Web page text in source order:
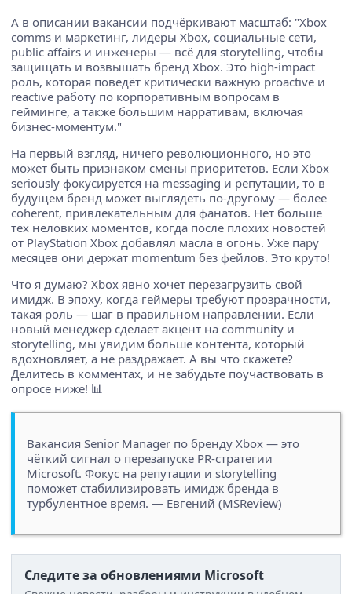
А в описании вакансии подчёркивают масштаб: "Xbox
comms и маркетинг, лидеры Xbox, социальные сети,
public affairs и инженеры — всё для storytelling, чтобы
защищать и возвышать бренд Xbox. Это high-impact
роль, которая поведёт критически важную proactive и
reactive работу по корпоративным вопросам в
гейминге, а также большим нарративам, включая
бизнес-моментум."
На первый взгляд, ничего революционного, но это
может быть признаком смены приоритетов. Если Xbox
seriously фокусируется на messaging и репутации, то в
будущем бренд может выглядеть по-другому — более
coherent, привлекательным для фанатов. Нет больше
тех неловких моментов, когда после плохих новостей
от PlayStation Xbox добавлял масла в огонь. Уже пару
месяцев они держат momentum без фейлов. Это круто!
Что я думаю? Xbox явно хочет перезагрузить свой
имидж. В эпоху, когда геймеры требуют прозрачности,
такая роль — шаг в правильном направлении. Если
новый менеджер сделает акцент на community и
storytelling, мы увидим больше контента, который
вдохновляет, а не раздражает. А вы что скажете?
Делитесь в комментах, и не забудьте поучаствовать в
опросе ниже! 📊
Вакансия Senior Manager по бренду Xbox — это
чёткий сигнал о перезапуске PR-стратегии
Microsoft. Фокус на репутации и storytelling
поможет стабилизировать имидж бренда в
турбулентное время. — Евгений (MSReview)
Следите за обновлениями Microsoft